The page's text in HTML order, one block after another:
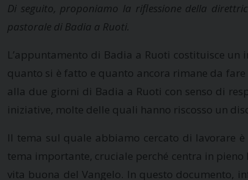
Di seguito, proponiamo la riflessione della
pastorale di Badia a Ruoti.
L’appuntamento di Badia a Ruoti costituisce
quanto si è fatto e quanto ancora rimane da fare
alla due giorni di Badia a Ruoti con senso di
iniziative, molte delle quali hanno riscosso un
Il tema sul quale abbiamo cercato di lavorare
tema importante, cruciale perché centra in
vita buona del Vangelo. In questo documento,